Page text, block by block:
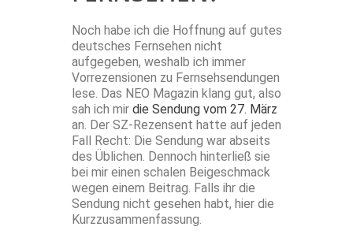
Noch habe ich die Hoffnung auf gutes
deutsches Fernsehen nicht
aufgegeben, weshalb ich immer
Vorrezensionen zu Fernsehsendungen
lese. Das NEO Magazin klang gut, also
sah ich mir die Sendung vom 27. März
an. Der SZ-Rezensent hatte auf jeden
Fall Recht: Die Sendung war abseits
des Üblichen. Dennoch hinterließ sie
bei mir einen schalen Beigeschmack
wegen einem Beitrag. Falls ihr die
Sendung nicht gesehen habt, hier die
Kurzzusammenfassung.